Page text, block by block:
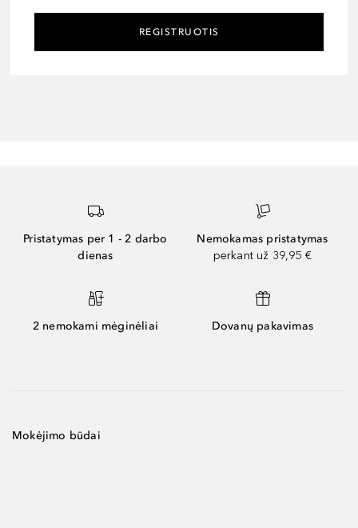
REGISTRUOTIS
Pristatymas per 1 - 2 darbo
dienas
Nemokamas pristatymas
perkant už 39,95 €
2 nemokami mėginėliai Dovanų pakavimas
Mokėjimo būdai